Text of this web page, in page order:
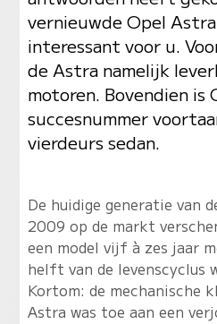
vernieuwde Opel
interessant voor u.
de Astra namelijk
motoren. Bovendien is
succesnummer
vierdeurs sedan.
De huidige generatie van
2009 op de markt
een model vijf à zes jaar
helft van de levenscyclus
Kortom: de mechanische
Astra was toe aan een